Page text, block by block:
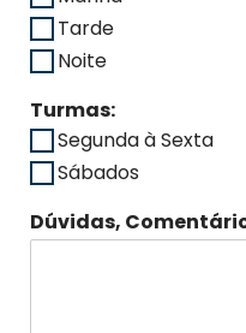
Tarde
Noite
Turmas:
Segunda à Sexta
Sábados
Dúvidas,